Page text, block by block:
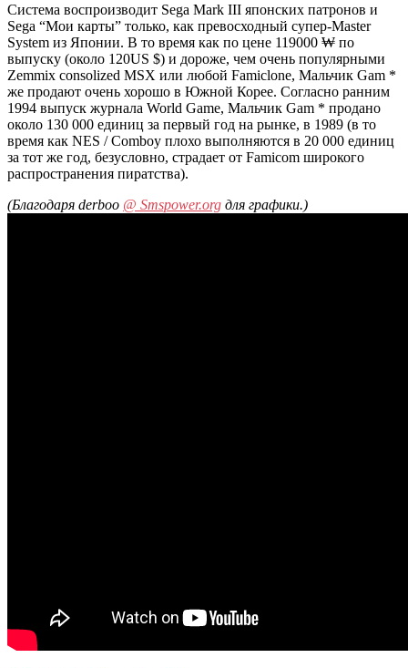
Система воспроизводит Sega Mark III японских патронов и
Sega “Мои карты” только, как превосходный супер-Master
System из Японии. В то время как по цене 119000 ₩ по
выпуску (около 120US $) и дороже, чем очень популярными
Zemmix consolized MSX или любой Famiclone, Мальчик Gam *
же продают очень хорошо в Южной Корее. Согласно ранним
1994 выпуск журнала World Game, Мальчик Gam * продано
около 130 000 единиц за первый год на рынке, в 1989 (в то
время как NES / Comboy плохо выполняются в 20 000 единиц
за тот же год, безусловно, страдает от Famicom широкого
распространения пиратства).
(Благодаря derboo @ Smspower.org для графики.)